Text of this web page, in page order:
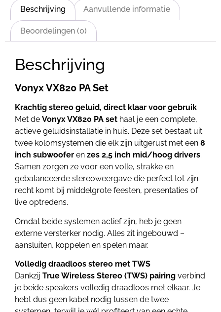
Beschrijving Aanvullende informatie
Beoordelingen (0)
Beschrijving
Vonyx VX820 PA Set
Krachtig stereo geluid, direct klaar voor gebruik
Met de Vonyx VX820 PA set haal je een complete,
actieve geluidsinstallatie in huis. Deze set bestaat uit
twee kolomsystemen die elk zijn uitgerust met een 8
inch subwoofer en zes 2,5 inch mid/hoog drivers.
Samen zorgen ze voor een volle, strakke en
gebalanceerde stereoweergave die perfect tot zijn
recht komt bij middelgrote feesten, presentaties of
live optredens.
Omdat beide systemen actief zijn, heb je geen
externe versterker nodig. Alles zit ingebouwd –
aansluiten, koppelen en spelen maar.
Volledig draadloos stereo met TWS
Dankzij True Wireless Stereo (TWS) pairing verbind
je beide speakers volledig draadloos met elkaar. Je
hebt dus geen kabel nodig tussen de twee